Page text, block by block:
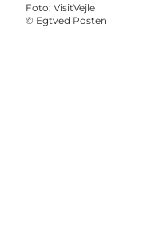
Foto: VisitVejle
© Egtved Posten